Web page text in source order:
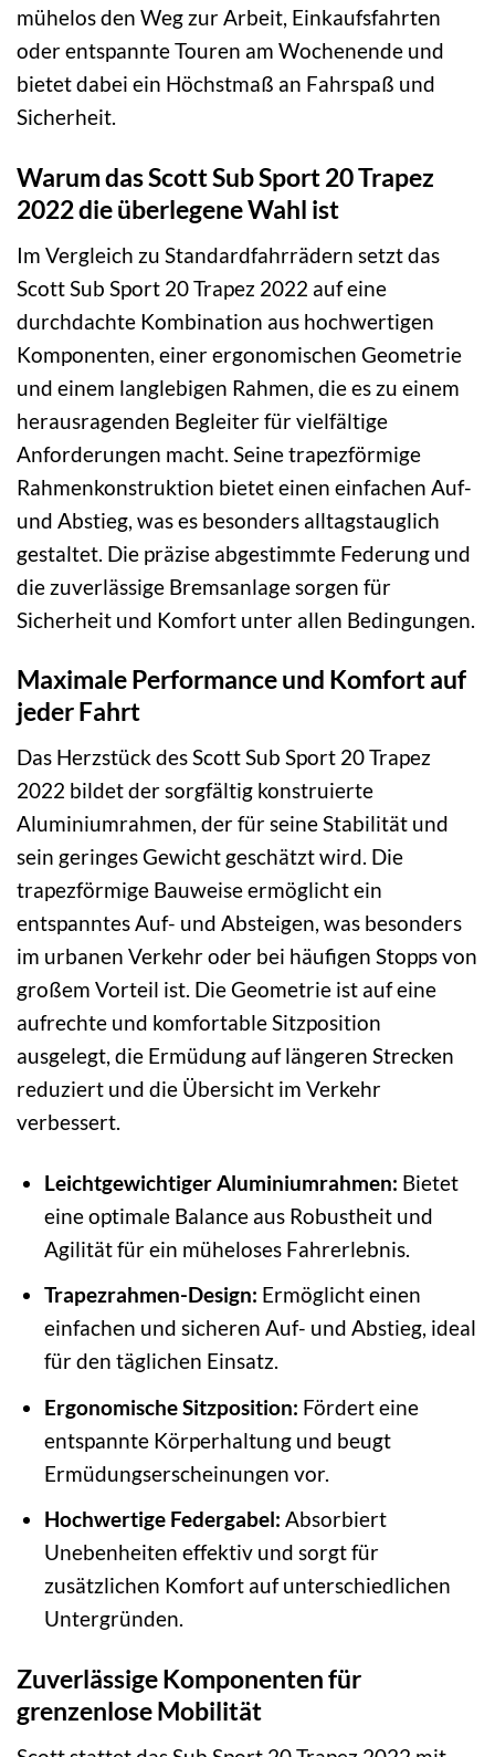
mühelos den Weg zur Arbeit, Einkaufsfahrten
oder entspannte Touren am Wochenende und
bietet dabei ein Höchstmaß an Fahrspaß und
Sicherheit.
Warum das Scott Sub Sport 20 Trapez
2022 die überlegene Wahl ist
Im Vergleich zu Standardfahrrädern setzt das
Scott Sub Sport 20 Trapez 2022 auf eine
durchdachte Kombination aus hochwertigen
Komponenten, einer ergonomischen Geometrie
und einem langlebigen Rahmen, die es zu einem
herausragenden Begleiter für vielfältige
Anforderungen macht. Seine trapezförmige
Rahmenkonstruktion bietet einen einfachen Auf-
und Abstieg, was es besonders alltagstauglich
gestaltet. Die präzise abgestimmte Federung und
die zuverlässige Bremsanlage sorgen für
Sicherheit und Komfort unter allen Bedingungen.
Maximale Performance und Komfort auf
jeder Fahrt
Das Herzstück des Scott Sub Sport 20 Trapez
2022 bildet der sorgfältig konstruierte
Aluminiumrahmen, der für seine Stabilität und
sein geringes Gewicht geschätzt wird. Die
trapezförmige Bauweise ermöglicht ein
entspanntes Auf- und Absteigen, was besonders
im urbanen Verkehr oder bei häufigen Stopps von
großem Vorteil ist. Die Geometrie ist auf eine
aufrechte und komfortable Sitzposition
ausgelegt, die Ermüdung auf längeren Strecken
reduziert und die Übersicht im Verkehr
verbessert.
Leichtgewichtiger Aluminiumrahmen: Bietet
eine optimale Balance aus Robustheit und
Agilität für ein müheloses Fahrerlebnis.
Trapezrahmen-Design: Ermöglicht einen
einfachen und sicheren Auf- und Abstieg, ideal
für den täglichen Einsatz.
Ergonomische Sitzposition: Fördert eine
entspannte Körperhaltung und beugt
Ermüdungserscheinungen vor.
Hochwertige Federgabel: Absorbiert
Unebenheiten effektiv und sorgt für
zusätzlichen Komfort auf unterschiedlichen
Untergründen.
Zuverlässige Komponenten für
grenzenlose Mobilität